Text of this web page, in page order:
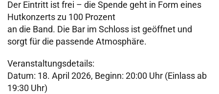
Der Eintritt ist frei – die Spende geht in Form eines
Hutkonzerts zu 100 Prozent
an die Band. Die Bar im Schloss ist geöffnet und
sorgt für die passende Atmosphäre.
Veranstaltungsdetails:
Datum: 18. April 2026, Beginn: 20:00 Uhr (Einlass ab
19:30 Uhr)